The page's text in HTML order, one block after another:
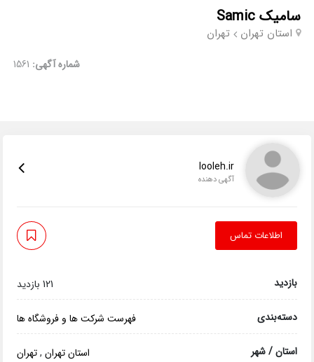
سامیک Samic
استان تهران تهران
شماره آگهی: 1561
looleh.ir
آگهی دهنده
اطلاعات تماس
بازدید 121 بازدید
دسته‌بندی فهرست شرکت ها و فروشگاه ها
استان / شهر استان تهران,تهران